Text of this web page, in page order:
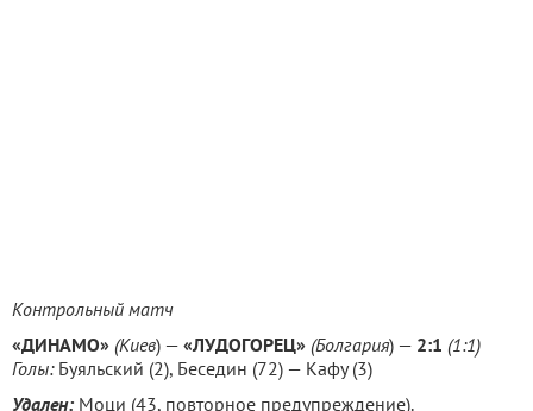
Контрольный матч
«ДИНАМО» (Киев) — «ЛУДОГОРЕЦ» (Болгария) — 2:1 (1:1)
Голы:Буяльский (2), Беседин (72) — Кафу (3)
Удален: Моци (43, повторное предупреждение).